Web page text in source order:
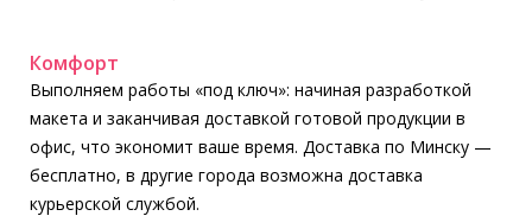
Комфорт
Выполняем работы «под ключ»: начиная разработкой
макета и заканчивая доставкой готовой продукции в
офис, что экономит ваше время. Доставка по Минску —
бесплатно, в другие города возможна доставка
курьерской службой.